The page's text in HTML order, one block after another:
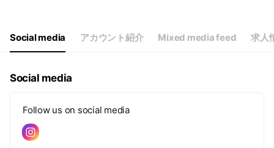
10:30 - 19:30
Social media アカウント紹介 Mixed media feed 求人
Social media
Follow us on social media